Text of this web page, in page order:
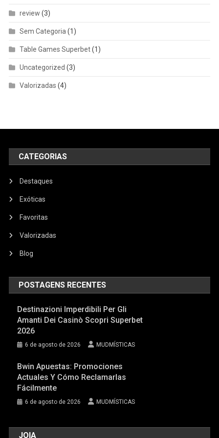
review (3)
Sem Categoria(1)
Table Games Superbet(1)
Uncategorized (3)
Valorizadas (4)
CATEGORIAS
Destaques
Exóticas
Favoritas
Valorizadas
Blog
POSTAGENS RECENTES
Destinazioni Imperdibili Per Gli
Amanti Dei Casinò Scopri Superbet
2026
6 de agosto de 2026 MUDMÍSTICAS
Bwin Apuestas: Promociones
Actuales Y Cómo Reclamarlas
Fácilmente
6 de agosto de 2026 MUDMÍSTICAS
JOIA